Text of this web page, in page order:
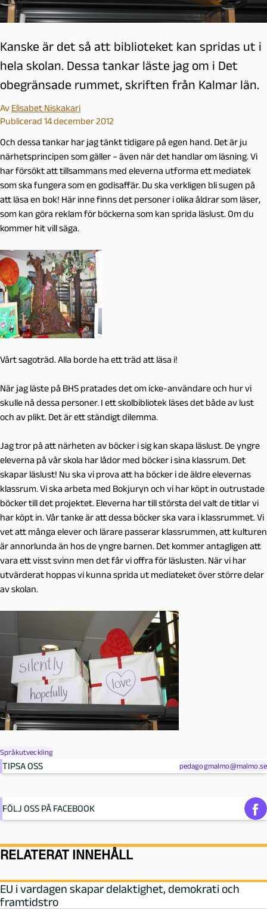
Kanske är det så att biblioteket kan spridas ut i
hela skolan. Dessa tankar läste jag om i Det
obegränsade rummet, skriften från Kalmar län.
Av Elisabet Niskakari
Publicerad 14 december 2012
Och dessa tankar har jag tänkt tidigare på egen hand. Det är ju
närhetsprincipen som gäller – även när det handlar om läsning. Vi
har försökt att tillsammans med eleverna utforma ett mediatek
som ska fungera som en godisaffär. Du ska verkligen bli sugen på
att läsa en bok! Här inne finns det personer i olika åldrar som läser,
som kan göra reklam för böckerna som kan sprida läslust. Om du
kommer hit vill säga.
Vårt sagoträd. Alla borde ha ett träd att läsa i!
När jag läste på BHS pratades det om icke-användare och hur vi
skulle nå dessa personer. I ett skolbibliotek läses det både av lust
och av plikt. Det är ett ständigt dilemma.
Jag tror på att närheten av böcker i sig kan skapa läslust. De yngre
eleverna på vår skola har lådor med böcker i sina klassrum. Det
skapar läslust! Nu ska vi prova att ha böcker i de äldre elevernas
klassrum. Vi ska arbeta med Bokjuryn och vi har köpt in outrustade
böcker till det projektet. Eleverna har till största del valt de titlar vi
har köpt in. Vår tanke är att dessa böcker ska vara i klassrummet. Vi
vet att många elever och lärare passerar klassrummen, att kulturen
är annorlunda än hos de yngre barnen. Det kommer antagligen att
vara ett visst svinn men det får vi offra för läslusten. När vi har
utvärderat hoppas vi kunna sprida ut mediateket över större delar
av skolan.
Språkutveckling
TIPSA OSS pedagogmalmo@malmo.se
FÖLJ OSS PÅ FACEBOOK
RELATERAT INNEHÅLL
EU i vardagen skapar delaktighet, demokrati och
framtidstro